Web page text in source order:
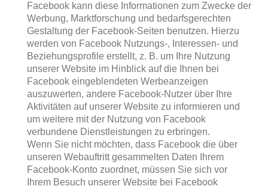
Facebook kann diese Informationen zum Zwecke der
Werbung, Marktforschung und bedarfsgerechten
Gestaltung der Facebook-Seiten benutzen. Hierzu
werden von Facebook Nutzungs-, Interessen- und
Beziehungsprofile erstellt, z. B. um Ihre Nutzung
unserer Website im Hinblick auf die Ihnen bei
Facebook eingeblendeten Werbeanzeigen
auszuwerten, andere Facebook-Nutzer über Ihre
Aktivitäten auf unserer Website zu informieren und
um weitere mit der Nutzung von Facebook
verbundene Dienstleistungen zu erbringen.
Wenn Sie nicht möchten, dass Facebook die über
unseren Webauftritt gesammelten Daten Ihrem
Facebook-Konto zuordnet, müssen Sie sich vor
Ihrem Besuch unserer Website bei Facebook